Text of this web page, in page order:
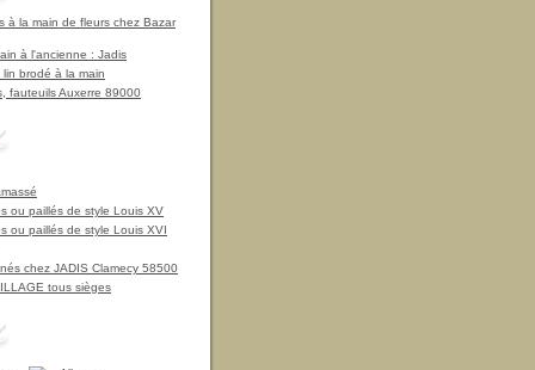
à la main de fleurs chez Bazar
à l'ancienne : Jadis
brodé à la main
fauteuils Auxerre 89000
ou paillés de style Louis XV
ou paillés de style Louis XVI
chez JADIS Clamecy 58500
tous sièges